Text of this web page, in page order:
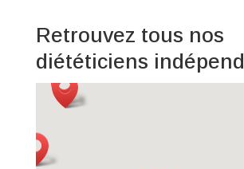
Retrouvez tous nos
diététiciens